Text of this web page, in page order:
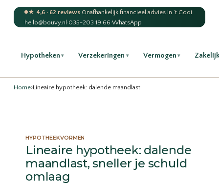
★ 4,6 · 62 reviews·Onafhankelijk financieel advies in 't Gooi
hello@bouvy.nl·035-203 19 66·WhatsApp
Hypotheken ▾ Verzekeringen ▾ Vermogen ▾
Home›Lineaire hypotheek: dalende maandlast
HYPOTHEEKVORMEN
Lineaire hypotheek: dalende
maandlast, sneller je schuld
omlaag